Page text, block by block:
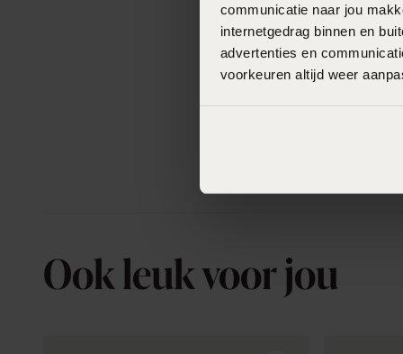
communicatie naar jou
internetgedrag binnen en
advertenties en
voorkeuren altijd weer
Ook leuk voor jou